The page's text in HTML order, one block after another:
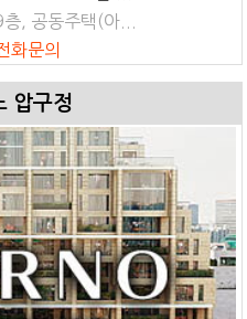
, 공동주택(아...
화문의
압구정